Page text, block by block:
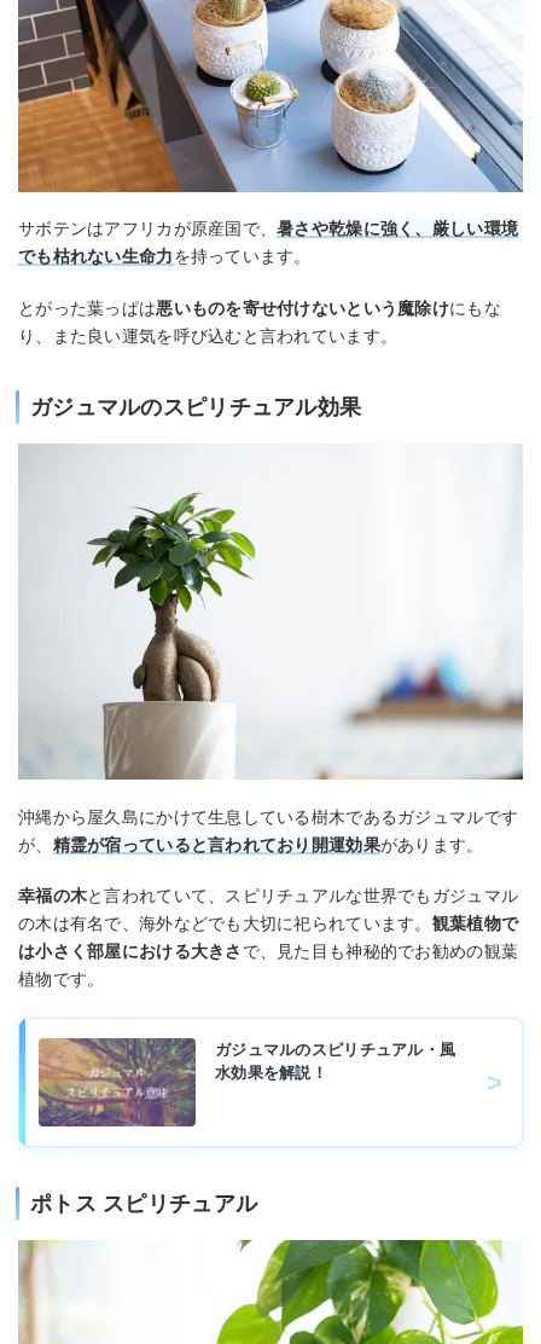
サボテンはアフリカが原産国で、暑さや乾燥に強く、厳しい環境
でも枯れない生命力を持っています。
とがった葉っぱは悪いものを寄せ付けないという魔除けにもな
り、また良い運気を呼び込むと言われています。
ガジュマルのスピリチュアル効果
沖縄から屋久島にかけて生息している樹木であるガジュマルです
が、 精霊が宿っていると言われており開運効果があります。
幸福の木と言われていて、スピリチュアルな世界でもガジュマル
の木は有名で、海外などでも大切に祀られています。 観葉植物で
は小さく部屋における大きさ で、見た目も神秘的でお勧めの観葉
植物です。
ガジュマルのスピリチュアル・風
水効果を解説！
ポトス スピリチュアル